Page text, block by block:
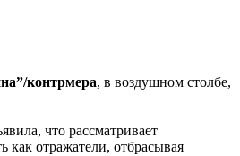
контрмера, в воздушном столбе,
что рассматривает
отражатели, отбрасывая